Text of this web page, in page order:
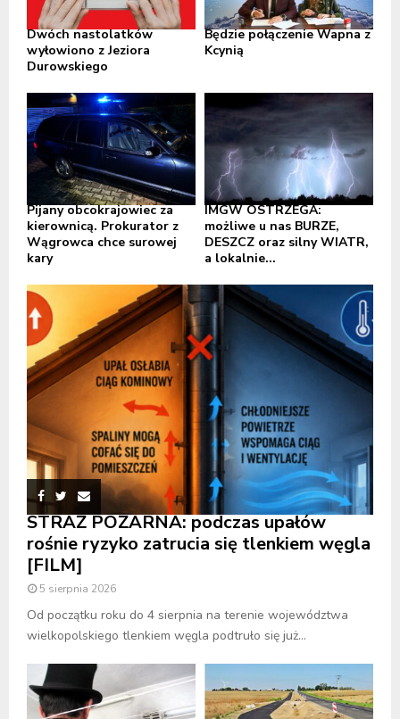
Dwóch nastolatków
wyłowiono z Jeziora
Durowskiego
Będzie połączenie Wapna z
Kcynią
Pijany obcokrajowiec za
kierownicą. Prokurator z
Wągrowca chce surowej
kary
IMGW OSTRZEGA:
możliwe u nas BURZE,
DESZCZ oraz silny WIATR,
a lokalnie...
STRAŻ POŻARNA: podczas upałów
rośnie ryzyko zatrucia się tlenkiem węgla
[FILM]
5 sierpnia 2026
Od początku roku do 4 sierpnia na terenie województwa
wielkopolskiego tlenkiem węgla podtruło się już...